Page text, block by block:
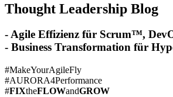
Thought Leadership Blog
- Agile Effizienz für Scrum™,
- Business Transformation für
#MakeYourAgileFly
#AURORA4Performance
#FIXtheFLOWandGROW